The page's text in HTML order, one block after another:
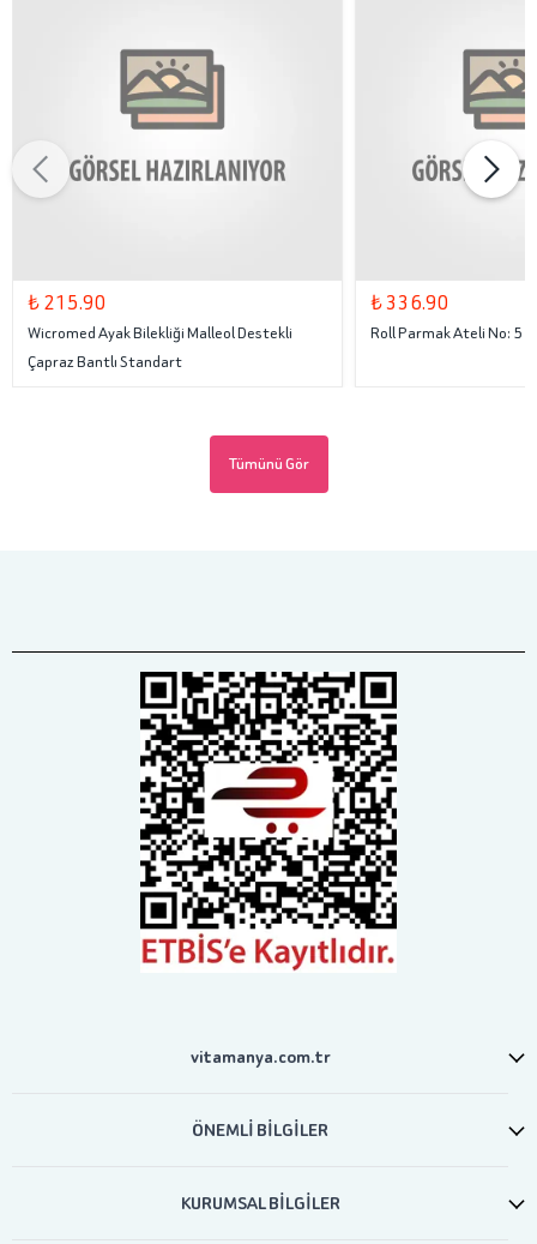
₺ 215.90
Wicromed Ayak Bilekliği Malleol Destekli
Çapraz Bantlı Standart
₺ 336.90
Roll Parmak Ateli No: 5
Tümünü Gör
vitamanya.com.tr
ÖNEMLİ BİLGİLER
KURUMSAL BİLGİLER